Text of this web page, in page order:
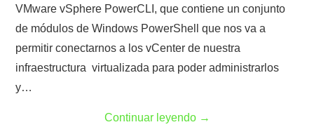
VMware vSphere PowerCLI, que contiene un conjunto
de módulos de Windows PowerShell que nos va a
permitir conectarnos a los vCenter de nuestra
infraestructura virtualizada para poder administrarlos
y…
Continuar leyendo →